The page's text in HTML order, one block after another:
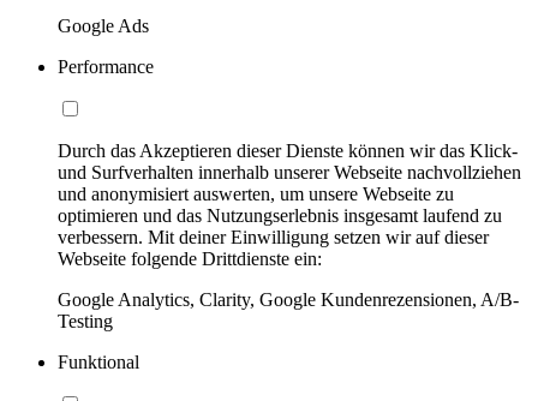
Google Ads
Performance
Durch das Akzeptieren dieser Dienste können wir das Klick-
und Surfverhalten innerhalb unserer Webseite nachvollziehen
und anonymisiert auswerten, um unsere Webseite zu
optimieren und das Nutzungserlebnis insgesamt laufend zu
verbessern. Mit deiner Einwilligung setzen wir auf dieser
Webseite folgende Drittdienste ein:
Google Analytics, Clarity, Google Kundenrezensionen, A/B-
Testing
Funktional